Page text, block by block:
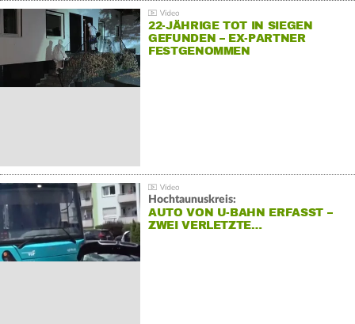
22-JÄHRIGE TOT IN SIEGEN
GEFUNDEN – EX-PARTNER
FESTGENOMMEN
Hochtaunuskreis:
AUTO VON U-BAHN ERFASST –
ZWEI VERLETZTE…